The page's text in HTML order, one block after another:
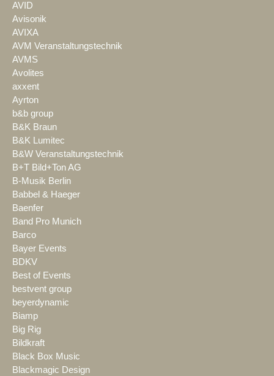
AVID
Avisonik
AVIXA
AVM Veranstaltungstechnik
AVMS
Avolites
axxent
Ayrton
b&b group
B&K Braun
B&K Lumitec
B&W Veranstaltungstechnik
B+T Bild+Ton AG
B-Musik Berlin
Babbel & Haeger
Baenfer
Band Pro Munich
Barco
Bayer Events
BDKV
Best of Events
bestvent group
beyerdynamic
Biamp
Big Rig
Bildkraft
Black Box Music
Blackmagic Design